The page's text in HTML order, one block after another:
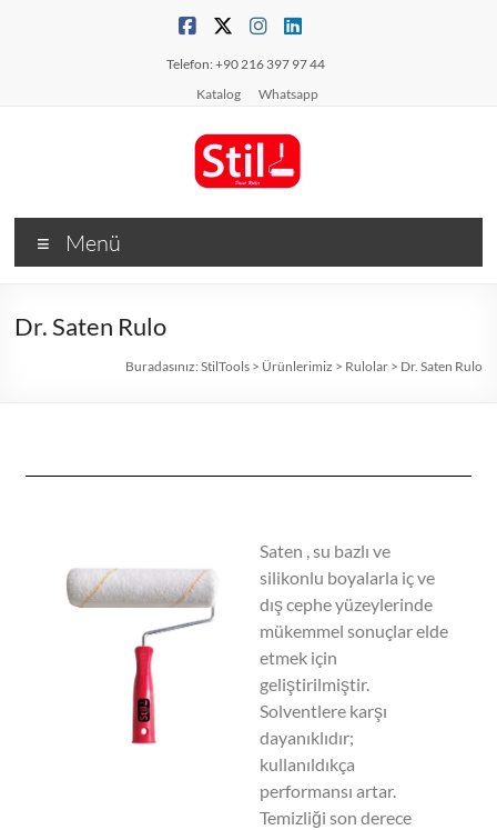
Telefon: +90 216 397 97 44
Katalog
Whatsapp
Menü
Dr. Saten Rulo
Buradasınız: StilTools> Ürünlerimiz > Rulolar> Dr. Saten Rulo
Saten , su bazlı ve
silikonlu boyalarla iç ve
dış cephe yüzeylerinde
mükemmel sonuçlar elde
etmek için
geliştirilmiştir.
Solventlere karşı
dayanıklıdır;
kullanıldıkça
performansı artar.
Temizliği son derece